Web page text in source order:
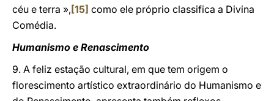
céu e terra », [15] como ele próprio classifica a Divina
Comédia.
Humanismo e Renascimento
9. A feliz estação cultural, em que tem origem o
florescimento artístico extraordinário do Humanismo e